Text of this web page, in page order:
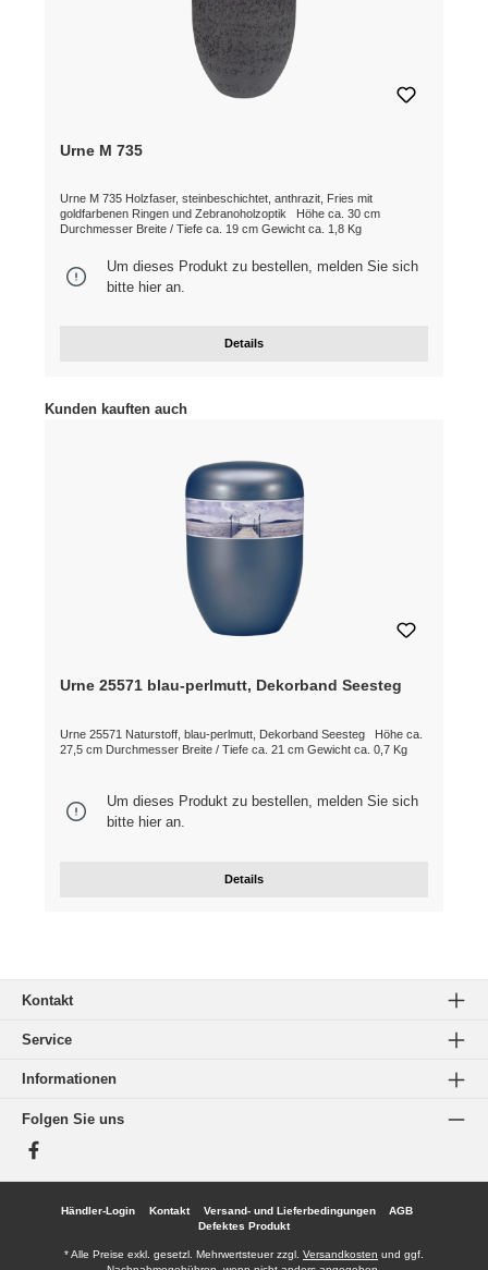
Urne M 735
Urne M 735 Holzfaser, steinbeschichtet, anthrazit, Fries mit
goldfarbenen Ringen und Zebranoholzoptik Höhe ca. 30 cm
Um dieses Produkt zu bestellen, melden Sie sich
bitte hieran.
Details
Produktgalerie überspringen
Kunden kauften auch
Urne 25571 blau-perlmutt, Dekorband Seesteg
Urne 25571 Naturstoff, blau-perlmutt, Dekorband Seesteg Höhe ca.
Um dieses Produkt zu bestellen, melden Sie sich
bitte hieran.
Details
Kontakt
Service
Informationen
Folgen Sie uns
Facebook
Händler-Login Kontakt Versand- und Lieferbedingungen
AGB
Defektes Produkt
* Alle Preise exkl. gesetzl. Mehrwertsteuer zzgl. Versandkosten und ggf.